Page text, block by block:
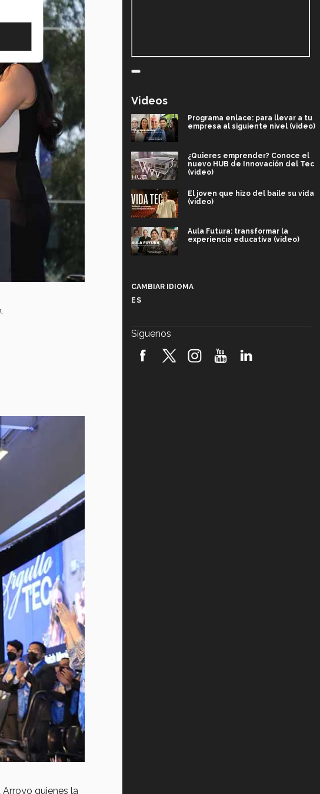
quienes la
Videos
Programa enlace: para llevar a tu
empresa al siguiente nivel (video)
¿Quieres emprender? Conoce el
nuevo HUB de Innovación del Tec
(video)
El joven que hizo del baile su vida
(video)
Aula Futura: transformar la
experiencia educativa (video)
robótica FIRST 2026! (video)
CAMBIAR IDIOMA
ES
Síguenos